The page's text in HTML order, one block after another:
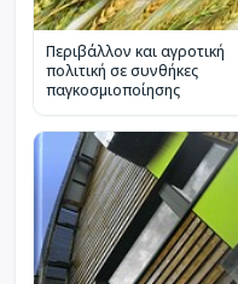
Περιβάλλον και αγροτική
πολιτική σε συνθήκες
παγκοσμιοποίησης